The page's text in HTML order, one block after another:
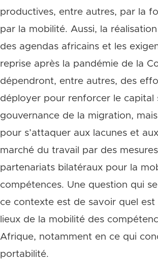
productives, entre autres, par la
par la mobilité. Aussi, la
des agendas africains et les
reprise après la pandémie de la
dépendront, entre autres, des
déployer pour renforcer le capital
gouvernance de la migration,
pour s’attaquer aux lacunes et
marché du travail par des
partenariats bilatéraux pour la
compétences. Une question qui
ce contexte est de savoir quel est
lieux de la mobilité des
Afrique, notamment en ce qui
portabilité.